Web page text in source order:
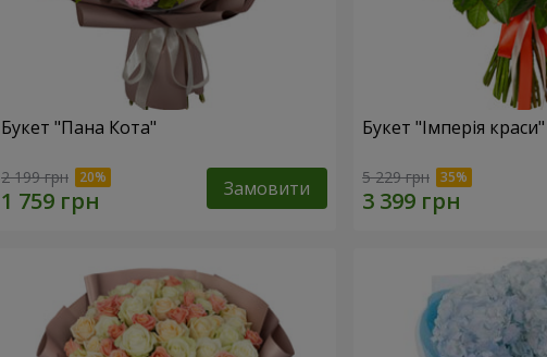
Букет "Пана Кота"
2 199 грн Замовити
Букет "Імперія краси"
5 229 грн